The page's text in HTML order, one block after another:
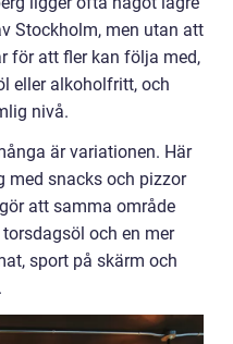
Stockholm, men utan att
för att fler kan följa med,
eller alkoholfritt, och
nivå.
är variationen. Här
med snacks och pizzor
att samma område
och en mer
sport på skärm och